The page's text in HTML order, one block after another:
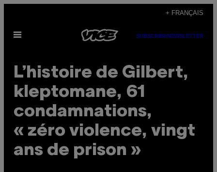
content
+ FRANÇAIS
Open
SUBSCRIBENEWSLETTER
L’histoire de Gilbert,
kleptomane, 61
condamnations,
« zéro violence, vingt
ans de prison »